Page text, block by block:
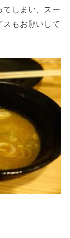
てしまい、スー
スもお願いして